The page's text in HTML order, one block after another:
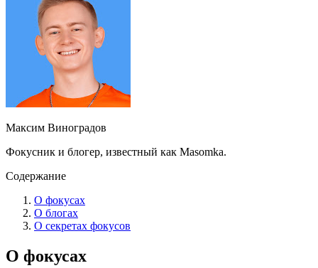
Максим Виноградов
Фокусник и блогер, известный как Masomka.
Содержание
О фокусах
О блогах
О секретах фокусов
О фокусах